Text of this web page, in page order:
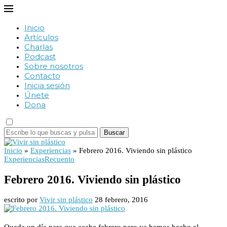
Inicio
Artículos
Charlas
Podcast
Sobre nosotros
Contacto
Inicia sesión
Únete
Dona
Buscar
Inicio » Experiencias » Febrero 2016. Viviendo sin plástico
ExperienciasRecuento
Febrero 2016. Viviendo sin plástico
escrito por Vivir sin plástico 28 febrero, 2016